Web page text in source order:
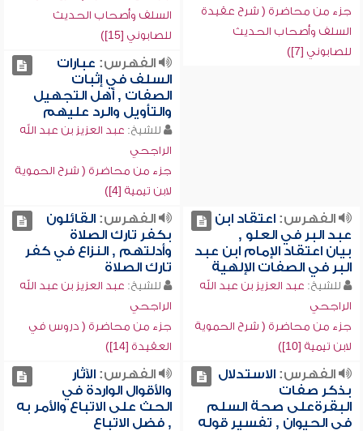
جزء من محاضرة ( شرح عقيدة
السلف وأصحاب الحديث
للصابوني [7])
السلف وأصحاب الحديث
للصابوني [15])
الفهرس: عبارات
السلف في إثبات
الصفات , أهل التجهيل
والتأويل والرد عليهم
للشيخ: عبد العزيز بن عبد الله
الراجحي
جزء من محاضرة ( شرح الحموية
لابن تيمية [4])
الفهرس:اعتقاد ابن
عبد البر في العلو ,
بيان اعتقاد الإمام ابن عبد
البر في الصفات الإلهية
للشيخ: عبد العزيز بن عبد الله
الراجحي
جزء من محاضرة ( شرح الحموية
لابن تيمية [10])
الفهرس:القائلون
بكفر تارك الصلاة
وأدلتهم , النزاع في كفر
تارك الصلاة
للشيخ: عبد العزيز بن عبد الله
الراجحي
جزء من محاضرة ( دروس في
العقيدة [14])
الفهرس:الاستدلال
بذكر صفات
البقرةعلى صحة السلم
في الحيوان , تفسير قوله
الفهرس:الآثار
والأقوال الواردة في
الحث على الاتباع والأمر به
, فضل الاتباع